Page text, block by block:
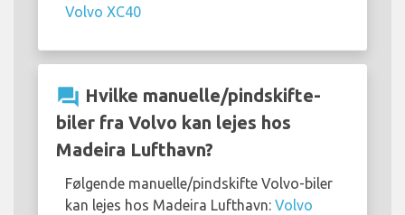
Volvo XC40
question_answer Hvilke manuelle/pindskifte-
biler fra Volvo kan lejes hos
Madeira Lufthavn?
Følgende manuelle/pindskifte Volvo-biler
kan lejes hos Madeira Lufthavn: Volvo